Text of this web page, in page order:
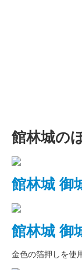
館林城の
館林城 御
館林城 御
金色の箔押しを使